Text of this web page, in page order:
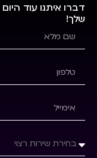
דברו איתנו עוד
שלך!